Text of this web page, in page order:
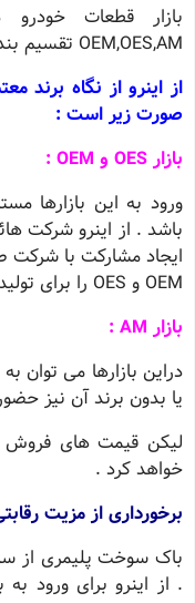
بازار قطعات
OEM,OES,AM تقسیم بندی می شود .
از اینرو از نگاه برند
صورت زیر است :
بازار OES و OEM :
ورود به این بازارها
باشد . از اینرو شرکت
ایجاد مشارکت با شرکت
OEM و OES را برای تولید خود ایجاد نماید .
بازار AM :
دراین بازارها می توان
یا بدون برند آن نیز
لیکن قیمت های فروش
خواهد کرد .
برخورداری از مزیت
باک سوخت پلیمری از
. از اینرو برای ورود